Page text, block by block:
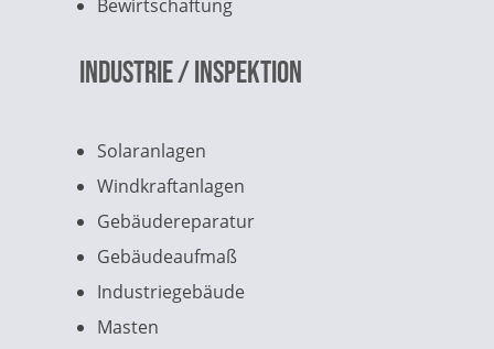
Bewirtschaftung
Industrie / Inspektion
Solaranlagen
Windkraftanlagen
Gebäudereparatur
Gebäudeaufmaß
Industriegebäude
Masten